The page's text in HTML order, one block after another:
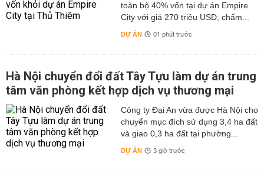
toàn bộ 40% vốn tại dự án Empire
City với giá 270 triệu USD, chấm...
DỰ ÁN 01 phút trước
Hà Nội chuyển đổi đất Tây Tựu làm dự án trung
tâm văn phòng kết hợp dịch vụ thương mại
Công ty Đại An vừa được Hà Nội cho
chuyển mục đích sử dụng 3,4 ha đất
và giao 0,3 ha đất tại phường...
DỰ ÁN 3 giờ trước